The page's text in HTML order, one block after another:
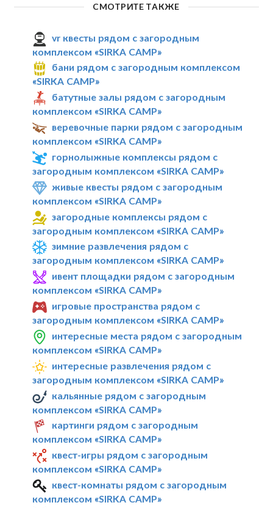
СМОТРИТЕ ТАКЖЕ
vr квесты рядом с загородным
комплексом «SIRKA CAMP»
бани рядом с загородным комплексом
«SIRKA CAMP»
батутные залы рядом с загородным
комплексом «SIRKA CAMP»
веревочные парки рядом с загородным
комплексом «SIRKA CAMP»
горнолыжные комплексы рядом с
загородным комплексом «SIRKA CAMP»
живые квесты рядом с загородным
комплексом «SIRKA CAMP»
загородные комплексы рядом с
загородным комплексом «SIRKA CAMP»
зимние развлечения рядом с
загородным комплексом «SIRKA CAMP»
ивент площадки рядом с загородным
комплексом «SIRKA CAMP»
игровые пространства рядом с
загородным комплексом «SIRKA CAMP»
интересные места рядом с загородным
комплексом «SIRKA CAMP»
интересные развлечения рядом с
загородным комплексом «SIRKA CAMP»
кальянные рядом с загородным
комплексом «SIRKA CAMP»
картинги рядом с загородным
комплексом «SIRKA CAMP»
квест-игры рядом с загородным
комплексом «SIRKA CAMP»
квест-комнаты рядом с загородным
комплексом «SIRKA CAMP»